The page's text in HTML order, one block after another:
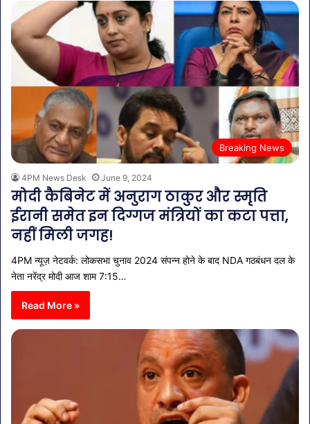
Breaking News
4PM News Desk June 9, 2024
मोदी कैबिनेट में अनुराग ठाकुर और स्मृति
ईरानी समेत इन दिग्गज मंत्रियों का कटा पत्ता,
नहीं मिली जगह!
4PM न्यूज़ नेटवर्क: लोकसभा चुनाव 2024 संपन्न होने के बाद NDA गठबंधन दल के
नेता नरेंद्र मोदी आज शाम 7:15…
Read More »